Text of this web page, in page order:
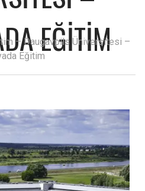
EĞITIM
– Daugavpils Üniversitesi –
Eğitim